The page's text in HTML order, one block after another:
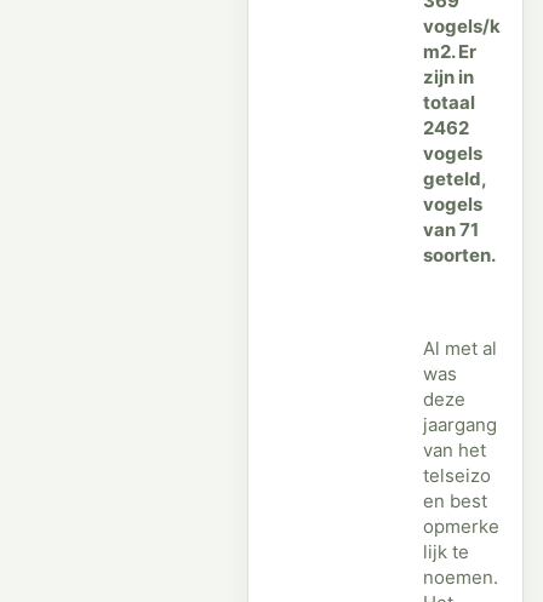
vogels/k
m2. Er
zijn in
totaal
2462
vogels
geteld,
vogels
van 71
soorten.
Al met al
was
deze
jaargang
van het
telseizo
en best
opmerke
lijk te
noemen.